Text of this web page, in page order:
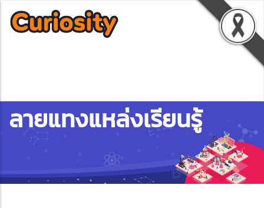
ลายแทงแหล่งเรียนรู้